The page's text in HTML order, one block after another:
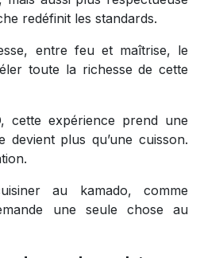
redéfinit les standards.
entre feu et maîtrise, le
toute la richesse de cette
cette expérience prend une
devient plus qu’une cuisson.
au kamado, comme
une seule chose au